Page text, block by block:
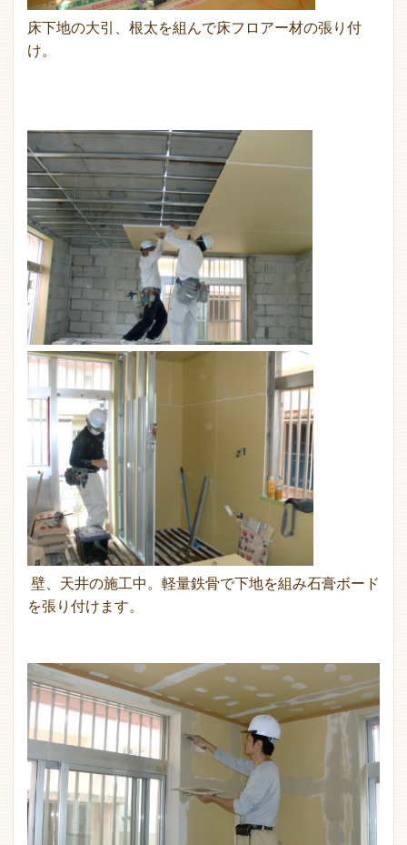
床下地の大引、根太を組んで床フロアー材の張り付
け。
壁、天井の施工中。軽量鉄骨で下地を組み石膏ボード
を張り付けます。